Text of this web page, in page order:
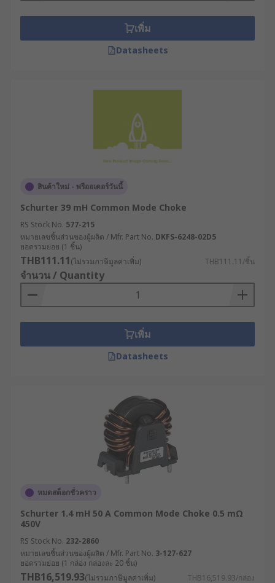
เพิ่ม
Datasheets
สินค้าใหม่ - พรีออเดอร์วันนี้
Schurter 39 mH Common Mode Choke
RS Stock No. 577-215
หมายเลขชิ้นส่วนของผู้ผลิต / Mfr. Part No. DKFS-6248-02D5
ยอดรวมย่อย (1 ชิ้น)
THB111.11(ไม่รวมภาษีมูลค่าเพิ่ม) THB111.11/ชิ้น
จำนวน / Quantity
เพิ่ม
Datasheets
หมดสต็อกชั่วคราว
Schurter 1.4 mH 50 A Common Mode Choke 0.5 mΩ
450V
RS Stock No. 232-2860
หมายเลขชิ้นส่วนของผู้ผลิต / Mfr. Part No. 3-127-627
ยอดรวมย่อย (1 กล่อง กล่องละ 20 ชิ้น)
THB16,519.93(ไม่รวมภาษีมูลค่าเพิ่ม) THB16,519.93/กล่อง